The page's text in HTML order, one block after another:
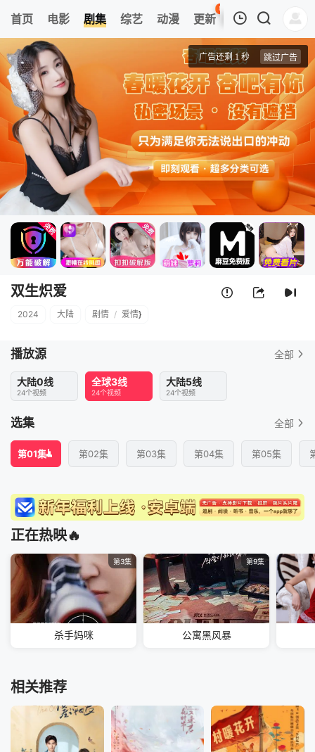
首页 电影 剧集 综艺 动漫 更新
89
热榜 APP
第01集
清空
双生炽爱
2024 大陆 剧情 / 爱情}
播放源 全部
大陆0线
24个视频
全球3线
24个视频
大陆5线
24个视频
选集 全部
第01集 第02集 第03集 第04集 第05集
正在热映🔥
第3集
杀手妈咪
第9集
公寓黑风暴
相关推荐